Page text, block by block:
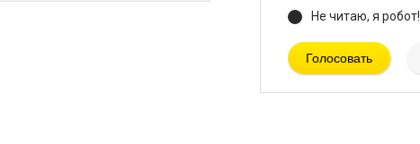
Не читаю, я робот!
Голосовать